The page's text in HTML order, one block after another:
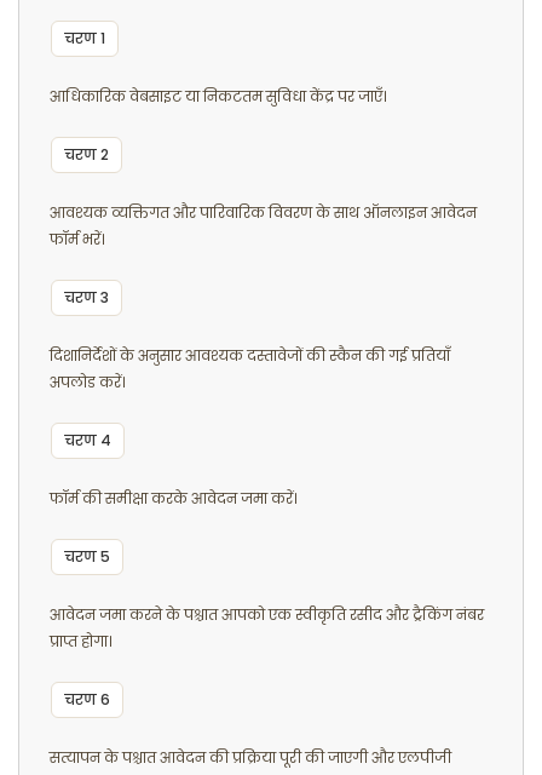
चरण 1
आधिकारिक वेबसाइट या निकटतम सुविधा केंद्र पर जाएँ।
चरण 2
आवश्यक व्यक्तिगत और पारिवारिक विवरण के साथ ऑनलाइन आवेदन
फॉर्म भरें।
चरण 3
दिशानिर्देशों के अनुसार आवश्यक दस्तावेजों की स्कैन की गई प्रतियाँ
अपलोड करें।
चरण 4
फॉर्म की समीक्षा करके आवेदन जमा करें।
चरण 5
आवेदन जमा करने के पश्चात आपको एक स्वीकृति रसीद और ट्रैकिंग नंबर
प्राप्त होगा।
चरण 6
सत्यापन के पश्चात आवेदन की प्रक्रिया पूरी की जाएगी और एलपीजी